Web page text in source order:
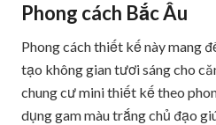
Phong cách Bắc Âu
Phong cách thiết kế này mang
tạo không gian tươi sáng cho
chung cư mini thiết kế theo
dụng gam màu trắng chủ đạo